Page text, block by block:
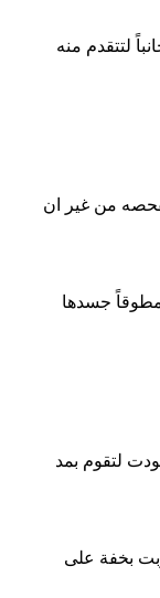
لتتقدم منه
من غير ان
مطوقاً جسدها
لتقوم بمد
بخفة على